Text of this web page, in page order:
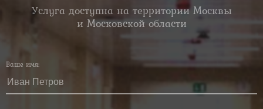
Услуга доступна на территории Москвы
и Московской области
Ваше имя: